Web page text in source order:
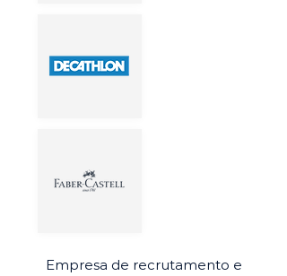
Empresa de recrutamento e